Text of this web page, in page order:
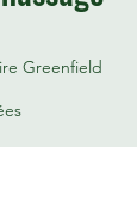
Greenfield